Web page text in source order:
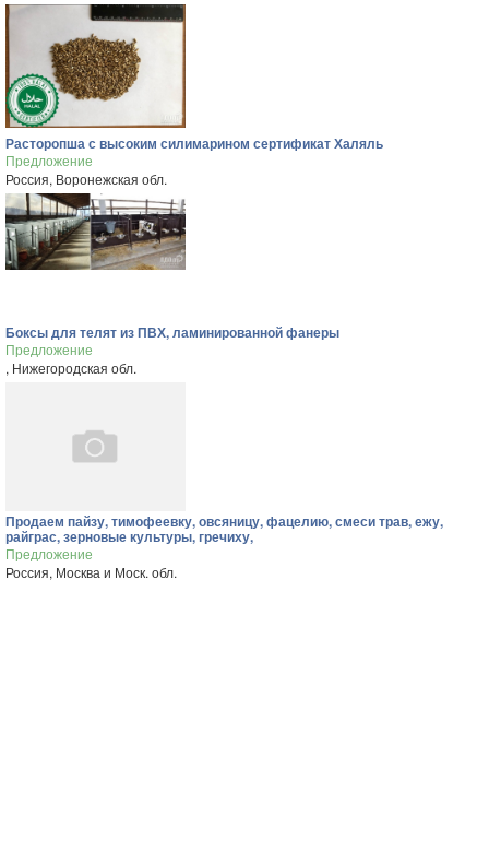
Расторопша с высоким силимарином сертификат Халяль
Предложение
Россия, Воронежская обл.
Боксы для телят из ПВХ, ламинированной фанеры
Предложение
, Нижегородская обл.
Продаем пайзу, тимофеевку, овсяницу, фацелию, смеси трав, ежу,
райграс, зерновые культуры, гречиху,
Предложение
Россия, Москва и Моск. обл.